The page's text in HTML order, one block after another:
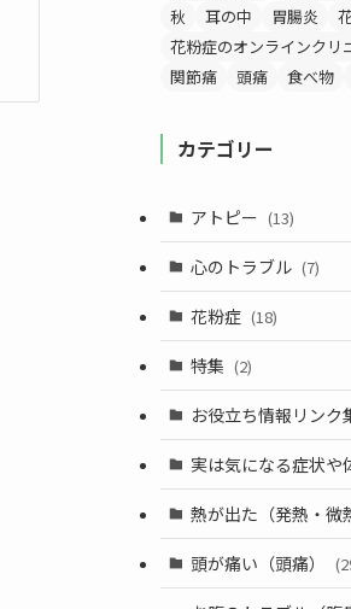
秋
耳の中 胃腸炎
花粉症のオンラインクリ
関節痛
頭痛 食べ物
カテゴリー
アトピー (13)
心のトラブル (7)
花粉症 (18)
特集 (2)
お役立ち情報リンク
実は気になる症状や
熱が出た（発熱・微
頭が痛い（頭痛）